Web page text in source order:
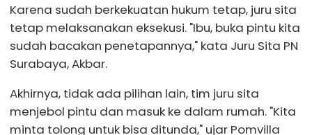
Karena sudah berkekuatan hukum tetap, juru sita
tetap melaksanakan eksekusi. "Ibu, buka pintu kita
sudah bacakan penetapannya," kata Juru Sita PN
Surabaya, Akbar.
Akhirnya, tidak ada pilihan lain, tim juru sita
menjebol pintu dan masuk ke dalam rumah. "Kita
minta tolong untuk bisa ditunda," ujar Pomvilla